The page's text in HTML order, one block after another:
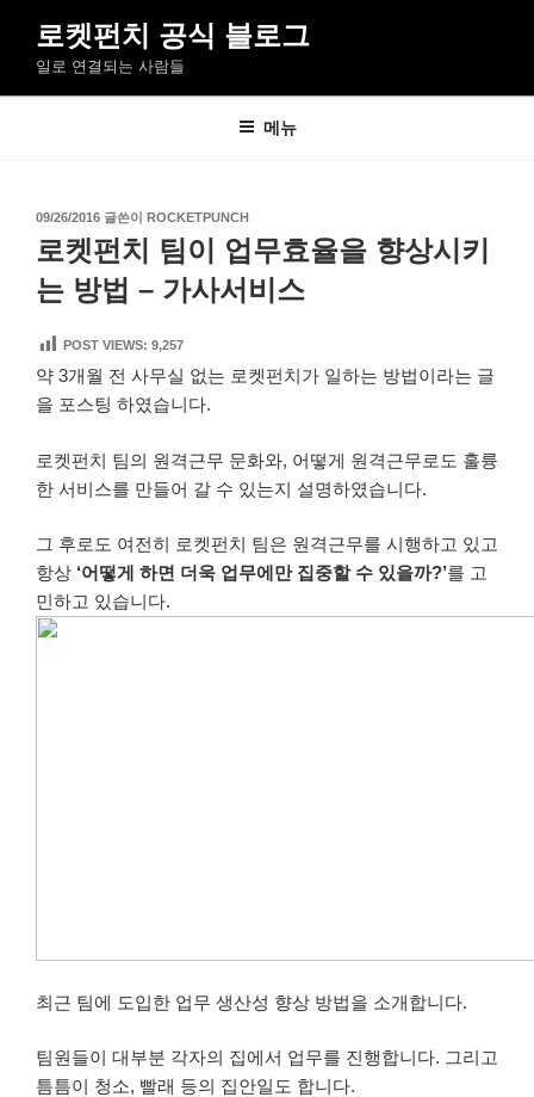
로
로켓펀치 공식 블로그
일로 연결되는 사람들
메뉴
작
성
일
자
09/26/2016 글쓴이 ROCKETPUNCH
로켓펀치 팀이 업무효율을 향상시키
는 방법 – 가사서비스
POST VIEWS: 9,257
약 3개월 전 사무실 없는 로켓펀치가 일하는 방법이라는 글
을 포스팅 하였습니다.
로켓펀치 팀의 원격근무 문화와, 어떻게 원격근무로도 훌륭
한 서비스를 만들어 갈 수 있는지 설명하였습니다.
그 후로도 여전히 로켓펀치 팀은 원격근무를 시행하고 있고
항상 ‘어떻게 하면 더욱 업무에만 집중할 수 있을까?’를 고
민하고 있습니다.
최근 팀에 도입한 업무 생산성 향상 방법을 소개합니다.
팀원들이 대부분 각자의 집에서 업무를 진행합니다. 그리고
틈틈이 청소, 빨래 등의 집안일도 합니다.